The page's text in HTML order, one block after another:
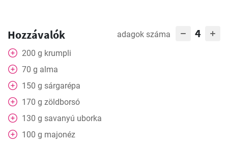
Hozzávalók adagok száma 4
200 g krumpli
70 g alma
150 g sárgarépa
170 g zöldborsó
130 g savanyú uborka
100 g majonéz